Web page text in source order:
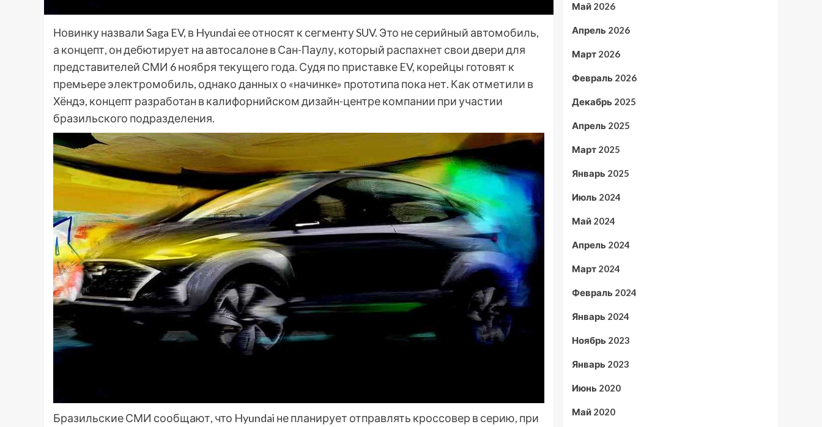
Новинку назвали Saga EV, в Hyundai ее относят к сегменту SUV. Это не серийный автомобиль,
а концепт, он дебютирует на автосалоне в Сан-Паулу, который распахнет свои двери для
представителей СМИ 6 ноября текущего года. Судя по приставке EV, корейцы готовят к
премьере электромобиль, однако данных о «начинке» прототипа пока нет. Как отметили в
Хёндэ, концепт разработан в калифорнийском дизайн-центре компании при участии
бразильского подразделения.
Бразильские СМИ сообщают, что Hyundai не планирует отправлять кроссовер в серию, при
Май 2026
Апрель 2026
Март 2026
Февраль 2026
Декабрь 2025
Апрель 2025
Март 2025
Январь 2025
Июль 2024
Май 2024
Апрель 2024
Март 2024
Февраль 2024
Январь 2024
Ноябрь 2023
Январь 2023
Июнь 2020
Май 2020